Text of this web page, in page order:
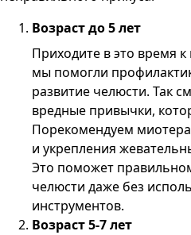
Возраст до 5 лет
Приходите в это время
мы помогли
развитие челюсти. Так
вредные привычки,
Порекомендуем
и укрепления
Это поможет
челюсти даже без
инструментов.
Возраст 5-7 лет